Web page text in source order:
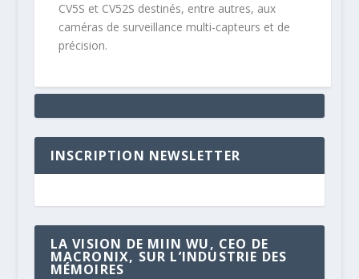
CV5S et CV52S destinés, entre autres, aux
caméras de surveillance multi-capteurs et de
précision.
INSCRIPTION NEWSLETTER
LA VISION DE MIIN WU, CEO DE
MACRONIX, SUR L’INDUSTRIE DES
MÉMOIRES